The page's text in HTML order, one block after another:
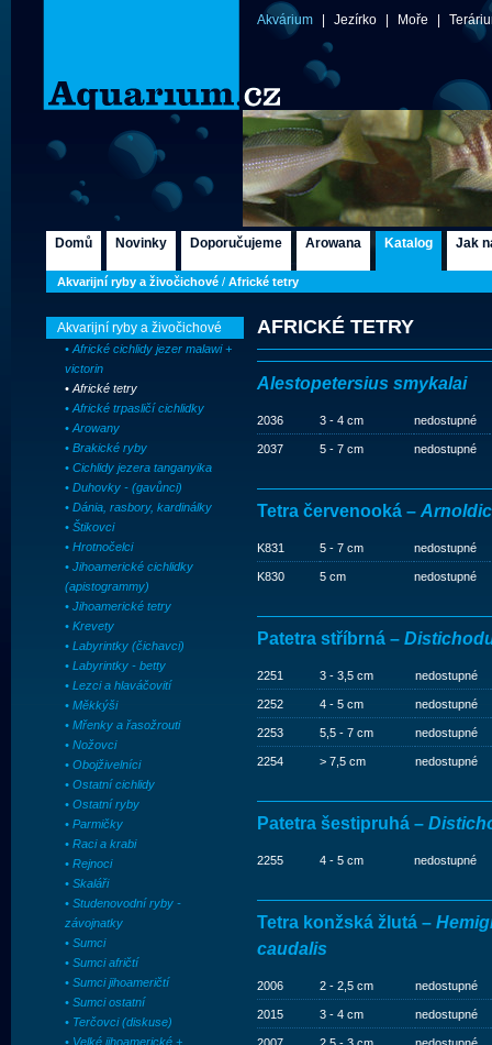
Akvárium Jezírko Moře
Domů Novinky Doporučujeme Arowana Katalog Jak
Akvarijní ryby a živočichové / Africké tetry
Akvarijní ryby a živočichové
• Africké cichlidy jezer malawi +
victorin
• Africké tetry
• Africké trpasličí cichlidky
• Arowany
• Brakické ryby
• Cichlidy jezera tanganyika
• Duhovky - (gavůnci)
• Dánia, rasbory, kardinálky
• Štikovci
• Hrotnočelci
• Jihoamerické cichlidky
(apistogrammy)
• Jihoamerické tetry
• Krevety
• Labyrintky (čichavci)
• Labyrintky - betty
• Lezci a hlaváčovití
• Měkkýši
• Mřenky a řasožrouti
• Nožovci
• Obojživelníci
• Ostatní cichlidy
• Ostatní ryby
• Parmičky
• Raci a krabi
• Rejnoci
• Skaláři
• Studenovodní ryby -
závojnatky
• Sumci
• Sumci afričtí
• Sumci jihoameričtí
• Sumci ostatní
• Terčovci (diskuse)
• Velké jihoamerické +
AFRICKÉ TETRY
Alestopetersius smykalai
2036 3 - 4 cm nedostupné
2037 5 - 7 cm nedostupné
Tetra červenooká –
K831 5 - 7 cm nedostupné
K830 5 cm nedostupné
Patetra stříbrná –
2251 3 - 3,5 cm nedostupné
2252 4 - 5 cm nedostupné
2253 5,5 - 7 cm nedostupné
2254 > 7,5 cm nedostupné
Patetra šestipruhá –
2255 4 - 5 cm nedostupné
Tetra konžská žlutá –
caudalis
2006 2 - 2,5 cm nedostupné
2015 3 - 4 cm nedostupné